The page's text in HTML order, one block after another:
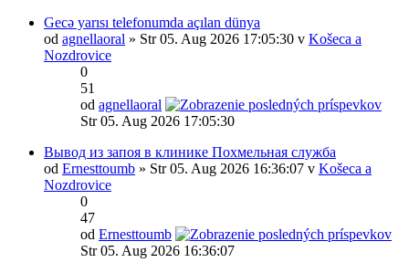
Gecə yarısı telefonumda açılan dünya
od agnellaoral » Str 05. Aug 2026 17:05:30 v Košeca a
Nozdrovice
0
51
od agnellaoral
Str 05. Aug 2026 17:05:30
Вывод из запоя в клинике Похмельная служба
od Ernesttoumb » Str 05. Aug 2026 16:36:07 v Košeca a
Nozdrovice
0
47
od Ernesttoumb
Str 05. Aug 2026 16:36:07